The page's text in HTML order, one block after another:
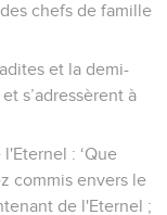
chefs de famille
et la demi-
s’adressèrent à
: ‘Que
commis envers le
de l'Eternel ;